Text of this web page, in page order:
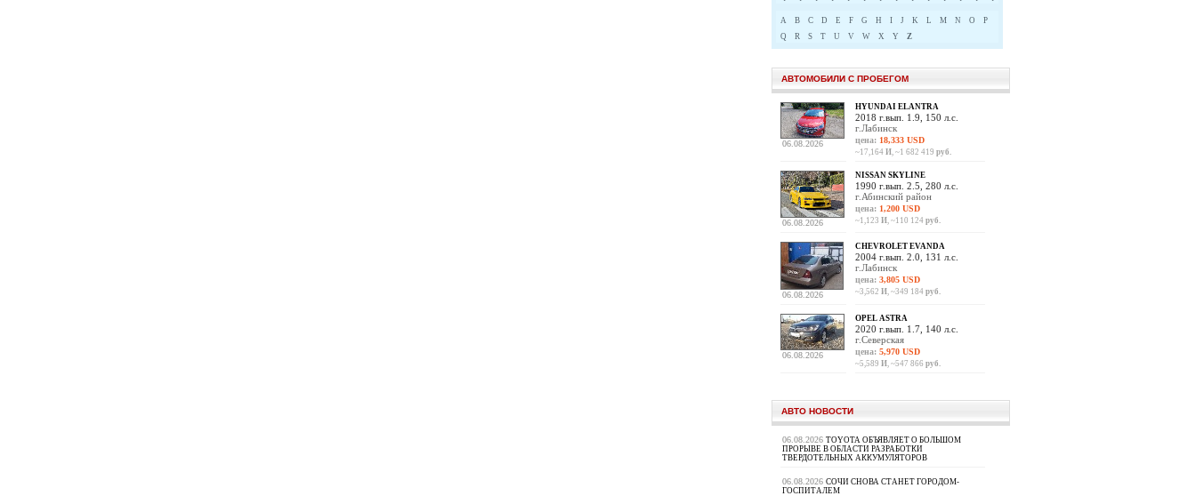
A B C D E F G H I J K L M N O
P
Q
R S T U V W X Y Z
АВТОМОБИЛИ С ПРОБЕГОМ
06.08.2026
HYUNDAI ELANTRA
2018 г.вып. 1.9, 150 л.с.
г.Лабинск
цена: 18,333 USD
~17,164 И, ~1 682 419 руб.
06.08.2026
NISSAN SKYLINE
1990 г.вып. 2.5, 280 л.с.
г.Абинский район
цена: 1,200 USD
~1,123 И, ~110 124 руб.
06.08.2026
CHEVROLET EVANDA
2004 г.вып. 2.0, 131 л.с.
г.Лабинск
цена: 3,805 USD
~3,562 И, ~349 184 руб.
06.08.2026
OPEL ASTRA
2020 г.вып. 1.7, 140 л.с.
г.Северская
цена: 5,970 USD
~5,589 И, ~547 866 руб.
АВТО НОВОСТИ
06.08.2026 TOYOTA ОБЪЯВЛЯЕТ О БОЛЬШОМ
ПРОРЫВЕ В ОБЛАСТИ РАЗРАБОТКИ
ТВЕРДОТЕЛЬНЫХ АККУМУЛЯТОРОВ
06.08.2026 СОЧИ СНОВА СТАНЕТ ГОРОДОМ-
ГОСПИТАЛЕМ